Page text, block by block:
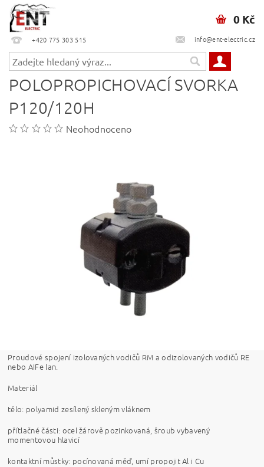
+420 775 303 515 info@ent-electric.cz
0 Kč
POLOPROPICHOVACÍ SVORKA
P120/120H
Neohodnoceno
Proudové spojení izolovaných vodičů RM a odizolovaných vodičů RE
nebo AIFe lan.
Materiál
tělo: polyamid zesílený skleným vláknem
přítlačné části: ocel žárově pozinkovaná, šroub vybavený
momentovou hlavicí
kontaktní můstky: pocínovaná měď, umí propojit Al i Cu